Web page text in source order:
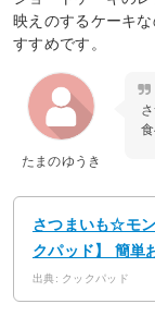
映えのするケーキ
すすめです。
たまのゆうき
さつまいも☆モ
クパッド】 簡単
出典: クックパッド